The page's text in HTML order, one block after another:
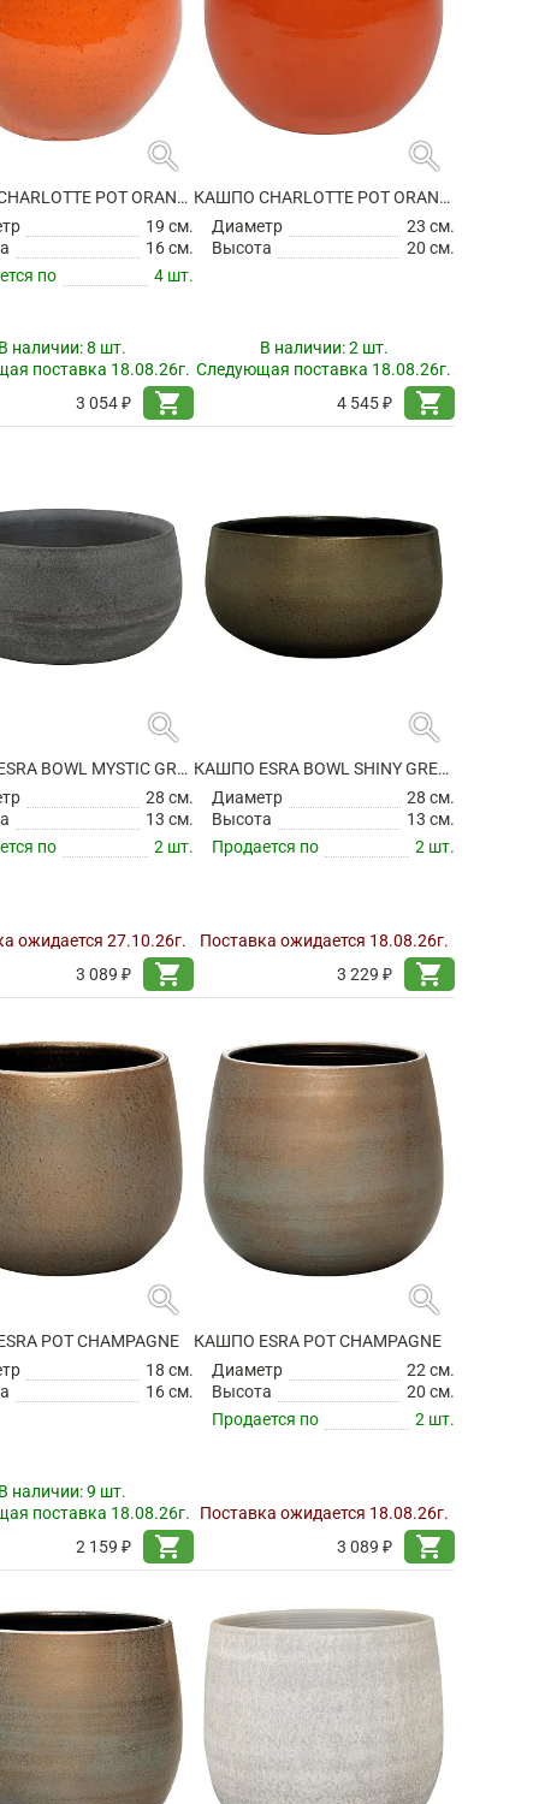
search
КАШПО CHARLOTTE POT ORANGE
19 см.
16 см.
по
4 шт.
наличии:8 шт.
поставка 18.08.26г.
3 054 ₽
shopping_cart
search
КАШПО CHARLOTTE POT ORANGE
Диаметр
23 см.
Высота
20 см.
В наличии:2 шт.
Следующая поставка 18.08.26г.
4 545 ₽
shopping_cart
search
КАШПО ESRA BOWL MYSTIC GREY
28 см.
13 см.
по
2 шт.
ожидается 27.10.26г.
3 089 ₽
shopping_cart
search
КАШПО ESRA BOWL SHINY GREEN
Диаметр
28 см.
Высота
13 см.
Продается по
2 шт.
Поставка ожидается 18.08.26г.
3 229 ₽
shopping_cart
search
POT CHAMPAGNE
18 см.
16 см.
наличии:9 шт.
поставка 18.08.26г.
2 159 ₽
shopping_cart
search
КАШПО ESRA POT CHAMPAGNE
Диаметр
22 см.
Высота
20 см.
Продается по
2 шт.
Поставка ожидается 18.08.26г.
3 089 ₽
shopping_cart